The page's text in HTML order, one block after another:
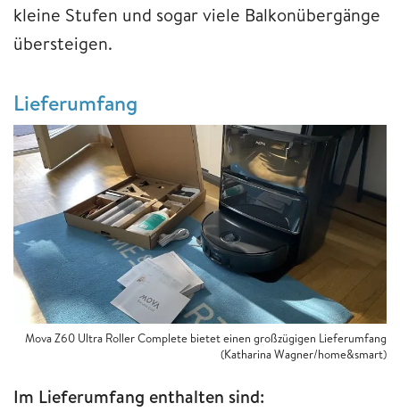
kleine Stufen und sogar viele Balkonübergänge
übersteigen.
Lieferumfang
Mova Z60 Ultra Roller Complete bietet einen großzügigen Lieferumfang
(Katharina Wagner/home&smart)
Im Lieferumfang enthalten sind: